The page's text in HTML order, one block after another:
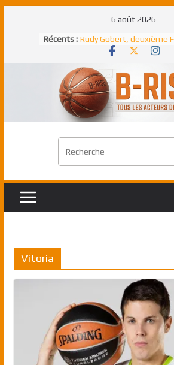
6 août 2026
Récents : Rudy Gobert, deuxième
meilleur défenseur d’une
un troisième titre NBA, la
face aux Pistons
NBA Finals 2021 : les
Antetokounmpo
Freek élu MVP
match à plus de 40
canadien transcendant
premier européen sacré
Vitoria